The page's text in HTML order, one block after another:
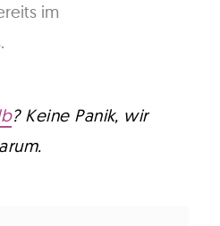
im
? Keine Panik, wir